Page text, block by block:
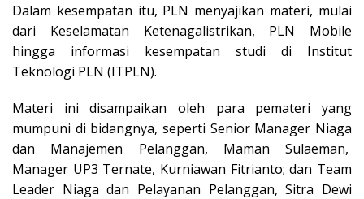
Dalam kesempatan itu, PLN menyajikan materi, mulai
dari Keselamatan Ketenagalistrikan, PLN Mobile
hingga informasi kesempatan studi di Institut
Teknologi PLN (ITPLN).
Materi ini disampaikan oleh para pemateri yang
mumpuni di bidangnya, seperti Senior Manager Niaga
dan Manajemen Pelanggan, Maman Sulaeman,
Manager UP3 Ternate, Kurniawan Fitrianto; dan Team
Leader Niaga dan Pelayanan Pelanggan, Sitra Dewi